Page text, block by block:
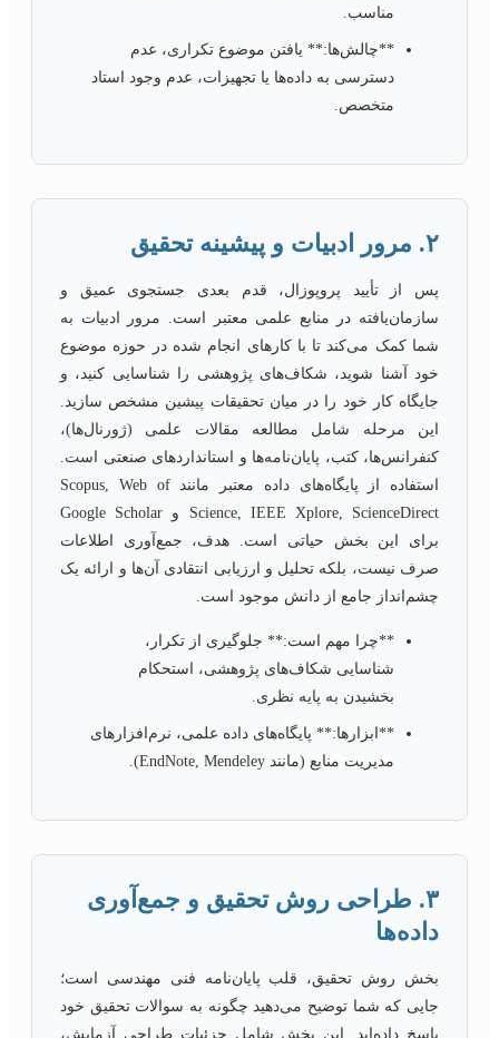
مناسب.
**چالش‌ها:** یافتن موضوع تکراری، عدم
دسترسی به داده‌ها یا تجهیزات، عدم وجود استاد
متخصص.
۲. مرور ادبیات و پیشینه تحقیق
پس از تأیید پروپوزال، قدم بعدی جستجوی عمیق و
سازمان‌یافته در منابع علمی معتبر است. مرور ادبیات به
شما کمک می‌کند تا با کارهای انجام شده در حوزه موضوع
خود آشنا شوید، شکاف‌های پژوهشی را شناسایی کنید، و
جایگاه کار خود را در میان تحقیقات پیشین مشخص سازید.
این مرحله شامل مطالعه مقالات علمی (ژورنال‌ها)،
کنفرانس‌ها، کتب، پایان‌نامه‌ها و استانداردهای صنعتی است.
استفاده از پایگاه‌های داده معتبر مانند Scopus, Web of
Science, IEEE Xplore, ScienceDirect و Google Scholar
برای این بخش حیاتی است. هدف، جمع‌آوری اطلاعات
صرف نیست، بلکه تحلیل و ارزیابی انتقادی آن‌ها و ارائه یک
چشم‌انداز جامع از دانش موجود است.
**چرا مهم است:** جلوگیری از تکرار،
شناسایی شکاف‌های پژوهشی، استحکام
بخشیدن به پایه نظری.
**ابزارها:** پایگاه‌های داده علمی، نرم‌افزارهای
مدیریت منابع (مانند EndNote, Mendeley).
۳. طراحی روش تحقیق و جمع‌آوری
داده‌ها
بخش روش تحقیق، قلب پایان‌نامه فنی مهندسی است؛
جایی که شما توضیح می‌دهید چگونه به سوالات تحقیق خود
پاسخ داده‌اید. این بخش شامل جزئیات طراحی آزمایش،